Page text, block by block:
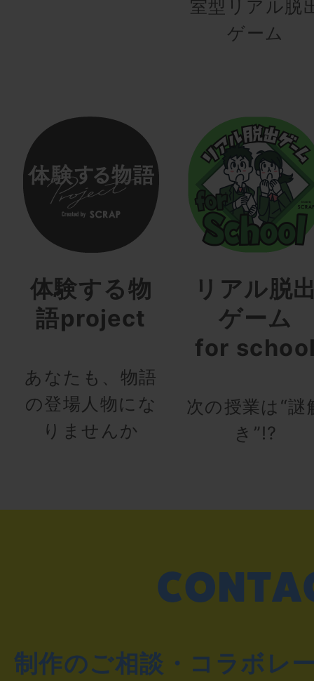
室型リアル脱
ゲーム
体験する物
語project
あなたも、物語
の登場人物にな
りませんか
リアル脱
ゲーム
for
次の授業は“謎
き”!?
制作のご相談・コラボレ